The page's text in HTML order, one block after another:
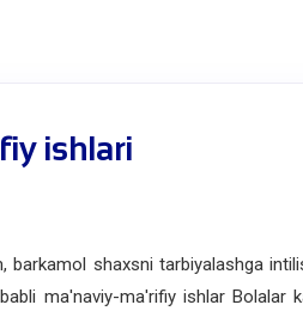
ishlari
shaxsni tarbiyalashga
ma'naviy-ma'rifiy ishlar Bolalar